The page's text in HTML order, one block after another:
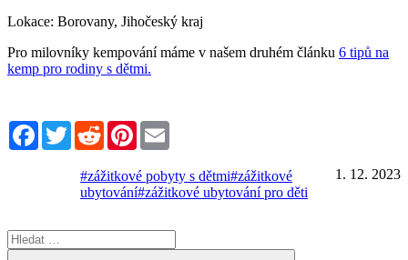
Lokace: Borovany, Jihočeský kraj
Pro milovníky kempování máme v našem druhém článku 6 tipů na
kemp pro rodiny s dětmi.
FacebookTwitterRedditPinterest
1. 12. 2023
#zážitkové pobyty s dětmi#zážitkové
ubytování#zážitkové ubytování pro děti
Hledat: